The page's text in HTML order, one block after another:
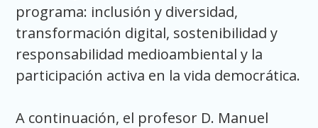
programa: inclusión y diversidad,
transformación digital, sostenibilidad y
responsabilidad medioambiental y la
participación activa en la vida democrática.
A continuación, el profesor D. Manuel